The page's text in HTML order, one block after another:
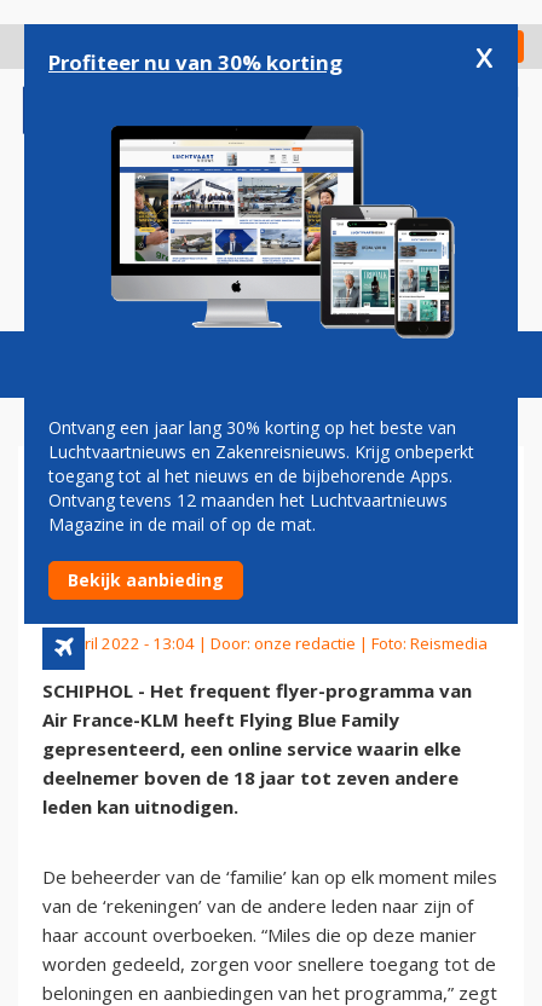
gaan
Check in
Magazine Podcasts Vacatures
FLYING BLUE FAMILY:
ONLINE SERVICE AIR FRANCE-
KLM
13 april 2022 - 13:04 | Door: onze redactie | Foto: Reismedia
SCHIPHOL - Het frequent flyer-programma van
Air France-KLM heeft Flying Blue Family
gepresenteerd, een online service waarin elke
deelnemer boven de 18 jaar tot zeven andere
leden kan uitnodigen.
De beheerder van de ‘familie’ kan op elk moment miles
van de ‘rekeningen’ van de andere leden naar zijn of
haar account overboeken. “Miles die op deze manier
worden gedeeld, zorgen voor snellere toegang tot de
beloningen en aanbiedingen van het programma,” zegt
Profiteer nu van 30% korting x
Ontvang een jaar lang 30% korting op het beste van
Luchtvaartnieuws en Zakenreisnieuws. Krijg onbeperkt
toegang tot al het nieuws en de bijbehorende Apps.
Ontvang tevens 12 maanden het Luchtvaartnieuws
Magazine in de mail of op de mat.
Bekijk aanbieding